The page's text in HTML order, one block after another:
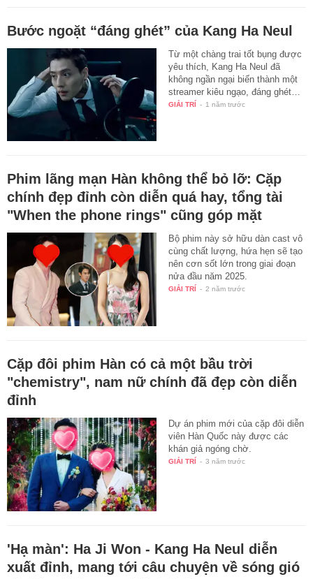
Bước ngoặt “đáng ghét” của Kang Ha Neul
Từ một chàng trai tốt bụng được
yêu thích, Kang Ha Neul đã
không ngần ngại biến thành một
streamer kiêu ngạo, đáng ghét…
GIẢI TRÍ - 1 năm trước
Phim lãng mạn Hàn không thể bỏ lỡ: Cặp
chính đẹp đỉnh còn diễn quá hay, tổng tài
"When the phone rings" cũng góp mặt
Bộ phim này sở hữu dàn cast vô
cùng chất lượng, hứa hẹn sẽ tạo
nên cơn sốt lớn trong giai đoạn
nửa đầu năm 2025.
GIẢI TRÍ - 2 năm trước
Cặp đôi phim Hàn có cả một bầu trời
"chemistry", nam nữ chính đã đẹp còn diễn
đỉnh
Dự án phim mới của cặp đôi diễn
viên Hàn Quốc này được các
khán giả ngóng chờ.
GIẢI TRÍ - 3 năm trước
'Hạ màn': Ha Ji Won - Kang Ha Neul diễn
xuất đỉnh, mang tới câu chuyện về sóng gió